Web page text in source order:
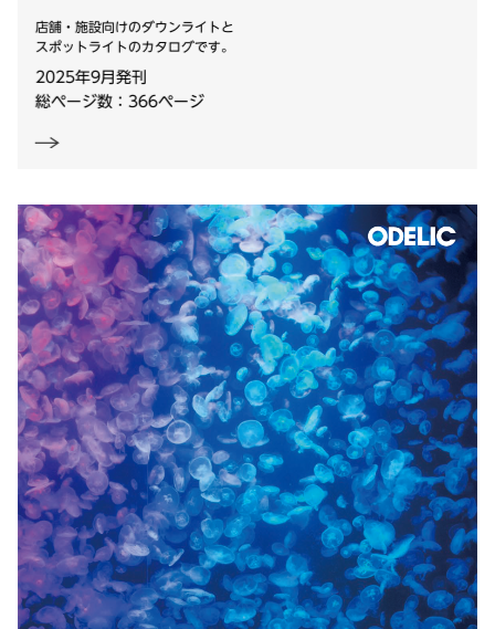
店舗・施設向けのダウンライトと
スポットライトのカタログです。
2025年9月発刊
総ページ数：366ページ